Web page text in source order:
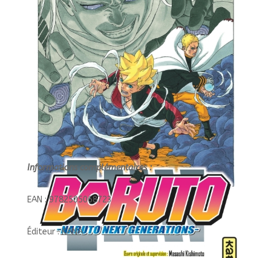
KANA/KANA/BORUTO
NARUTO
NEX
Informations complémentaires :
EAN : 9782505068723
Éditeur : KANA